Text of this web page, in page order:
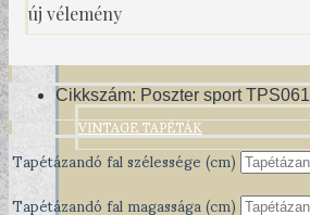
VINTAGE TAPÉTÁK
új vélemény
Cikkszám: Poszter sport TPS061
Tapétázandó fal szélessége (cm)
Tapétázandó fal magassága (cm)